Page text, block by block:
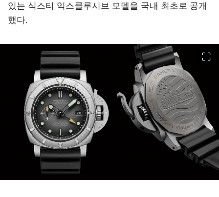
있는 식스티 익스클루시브 모델을 국내 최초로 공개
했다.